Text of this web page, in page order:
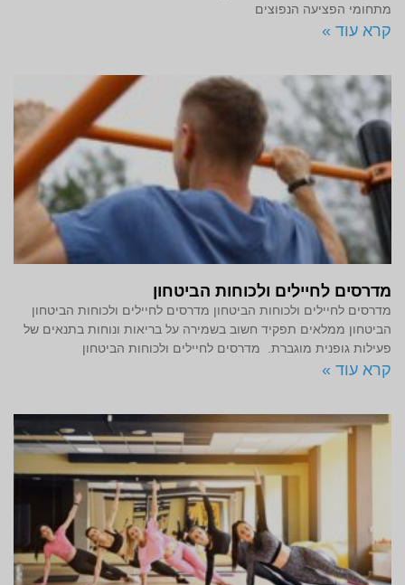
מתחומי הפציעה הנפוצים
קרא עוד »
מדרסים לחיילים ולכוחות הביטחון
מדרסים לחיילים ולכוחות הביטחון מדרסים לחיילים ולכוחות הביטחון
הביטחון ממלאים תפקיד חשוב בשמירה על בריאות ונוחות בתנאים של
פעילות גופנית מוגברת. מדרסים לחיילים ולכוחות הביטחון
קרא עוד »